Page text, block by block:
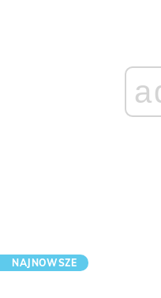
NAJNOWSZE